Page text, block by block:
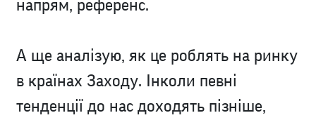
напрям, референс.
А ще аналізую, як це роблять на ринку
в країнах Заходу. Інколи певні
тенденції до нас доходять пізніше,